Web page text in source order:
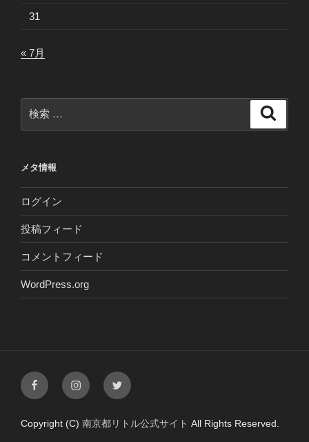
31
« 7月
索:
メタ情報
ログイン
投稿フィード
コメントフィード
WordPress.org
FacebookInstagramTwitter
Copyright (C) 南京都リトル公式サイト All Rights Reserved.